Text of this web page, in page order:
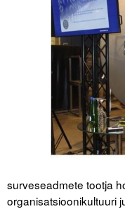
Publikatsioonid
Arvamus
Viidad
ICC WBO
ICC komisjonid
Juhendid ja
surveseadmete tootja
organisatsioonikultuuri